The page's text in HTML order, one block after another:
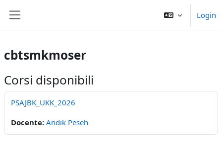
Login
cbtsmkmoser
Corsi disponibili
PSAJBK_UKK_2026
Docente: Andik Peseh